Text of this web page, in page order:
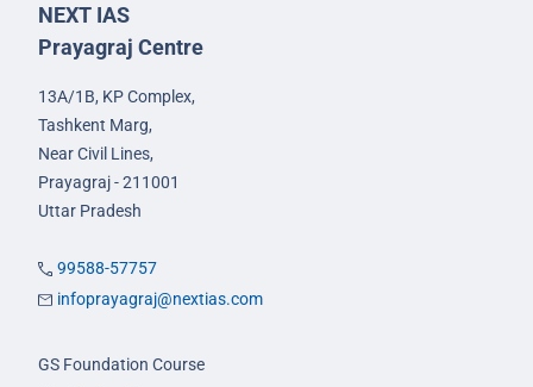
NEXT IAS
Prayagraj Centre
13A/1B, KP Complex,
Tashkent Marg,
Near Civil Lines,
Prayagraj - 211001
Uttar Pradesh
99588-57757
infoprayagraj@nextias.com
GS Foundation Course